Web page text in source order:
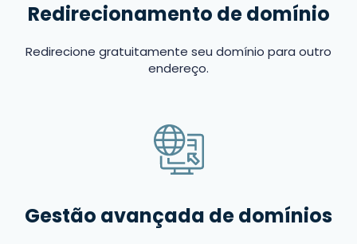
Redirecionamento de domínio
Redirecione gratuitamente seu domínio para outro
endereço.
Gestão avançada de domínios